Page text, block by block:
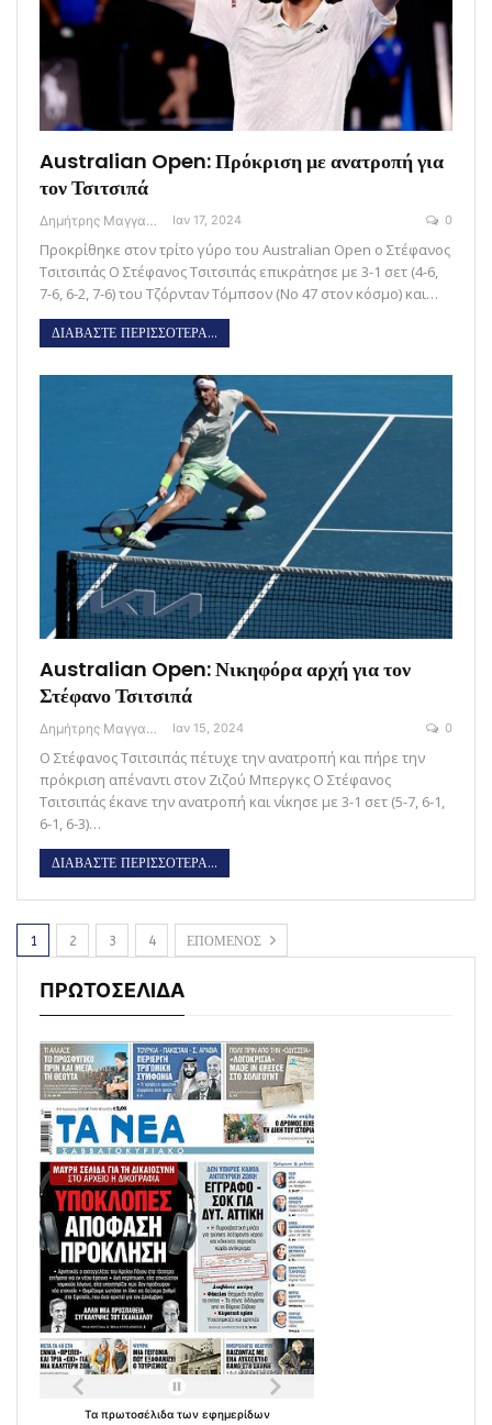
Australian Open: Πρόκριση με ανατροπή για
τον Τσιτσιπά
Δημήτρης Μαγγανάρης Ιαν 17, 2024 0
Προκρίθηκε στον τρίτο γύρο του Australian Open ο Στέφανος
Τσιτσιπάς O Στέφανος Τσιτσιπάς επικράτησε με 3-1 σετ (4-6,
7-6, 6-2, 7-6) του Τζόρνταν Τόμπσον (Νο 47 στον κόσμο) και…
ΔΙΑΒΑΣΤΕ ΠΕΡΙΣΣΟΤΕΡΑ...
Australian Open: Νικηφόρα αρχή για τον
Στέφανο Τσιτσιπά
Δημήτρης Μαγγανάρης Ιαν 15, 2024 0
Ο Στέφανος Τσιτσιπάς πέτυχε την ανατροπή και πήρε την
πρόκριση απέναντι στον Ζιζού Μπεργκς Ο Στέφανος
Τσιτσιπάς έκανε την ανατροπή και νίκησε με 3-1 σετ (5-7, 6-1,
6-1, 6-3)…
ΔΙΑΒΑΣΤΕ ΠΕΡΙΣΣΟΤΕΡΑ...
1 2 3 4 ΕΠΟΜΕΝΟΣ
ΠΡΩΤΟΣΕΛΙΔΑ
Τα πρωτοσέλιδα των εφημερίδων